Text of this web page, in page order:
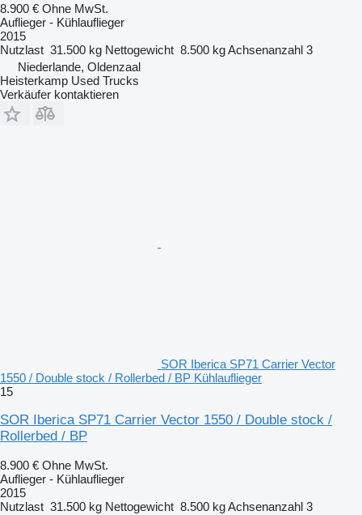
8.900 € Ohne MwSt.
Auflieger - Kühlauflieger
2015
Nutzlast 31.500 kg Nettogewicht 8.500 kgAchsenanzahl 3
Niederlande, Oldenzaal
Heisterkamp Used Trucks
Verkäufer kontaktieren
SOR Iberica SP71 Carrier Vector
1550 / Double stock / Rollerbed / BP Kühlauflieger
15
SOR Iberica SP71 Carrier Vector 1550 / Double stock /
Rollerbed / BP
8.900 € Ohne MwSt.
Auflieger - Kühlauflieger
2015
Nutzlast 31.500 kg Nettogewicht 8.500 kgAchsenanzahl 3